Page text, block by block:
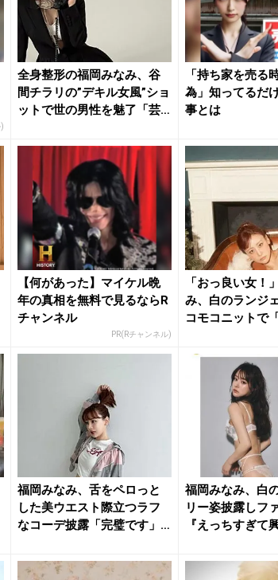
全身整形の福岡みなみ、谷
間チラリの”デキル女風”ショ
ットで世の男性を魅了「芸
「持ち家を売る
為」知ってるだ
事とは
【何があった】マイケル晩
年の真相を無料で見るならR
チャンネル
PR(Rチャンネル)
「おっ良い女！
み、白のランジ
コモコニットで
福岡みなみ、舌をペロっと
した美ウエスト際立つラフ
なコーデ披露「完璧です」
福岡みなみ、白
リー姿披露しフ
『えっちすぎて